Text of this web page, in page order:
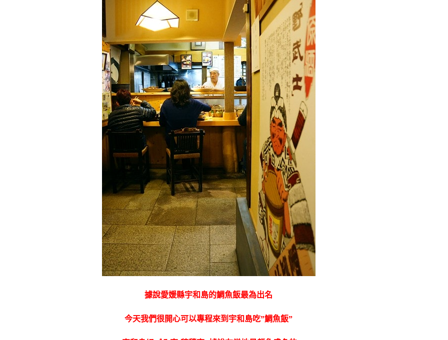
據說愛媛縣宇和島的鯛魚飯最為出名
今天我們很開心可以專程來到宇和島吃”鯛魚飯”